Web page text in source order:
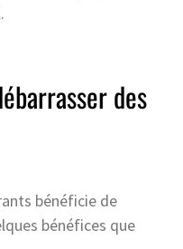
des
bénéficie de
bénéfices que